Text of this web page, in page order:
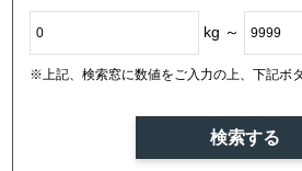
kg ～
※上記、検索窓に数値をご入力の上、下記ボ